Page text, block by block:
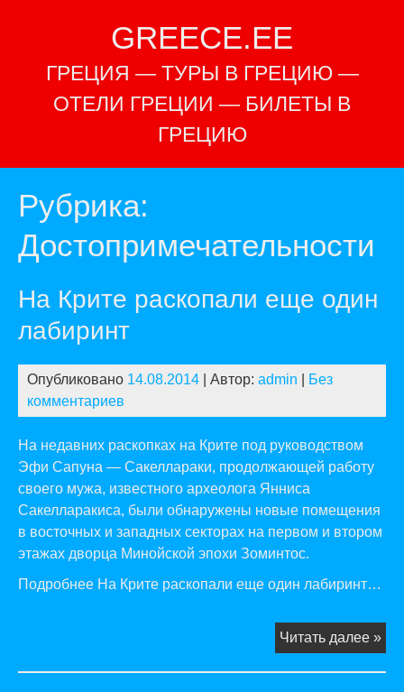
GREECE.EE
ГРЕЦИЯ — ТУРЫ В ГРЕЦИЮ —
ОТЕЛИ ГРЕЦИИ — БИЛЕТЫ В
ГРЕЦИЮ
Рубрика:
Достопримечательности
На Крите раскопали еще один
лабиринт
Опубликовано 14.08.2014 | Автор: admin
Без
комментариев
На недавних раскопках на Крите под руководством
Эфи Сапуна — Сакеллараки, продолжающей работу
своего мужа, известного археолога Янниса
Сакелларакиса, были обнаружены новые помещения
в восточных и западных секторах на первом и втором
этажах дворца Минойской эпохи Зоминтос.
Подробнее На Крите раскопали еще один лабиринт…
Читать далее »На